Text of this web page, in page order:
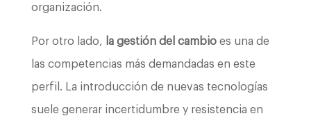
organización.
Por otro lado, la gestión del cambioes una de
las competencias más demandadas en este
perfil. La introducción de nuevas tecnologías
suele generar incertidumbre y resistencia en